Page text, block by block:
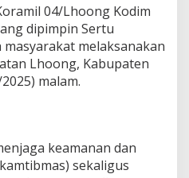
04/Lhoong Kodim
dipimpin Sertu
melaksanakan
Lhoong, Kabupaten
malam.
keamanan dan
sekaligus